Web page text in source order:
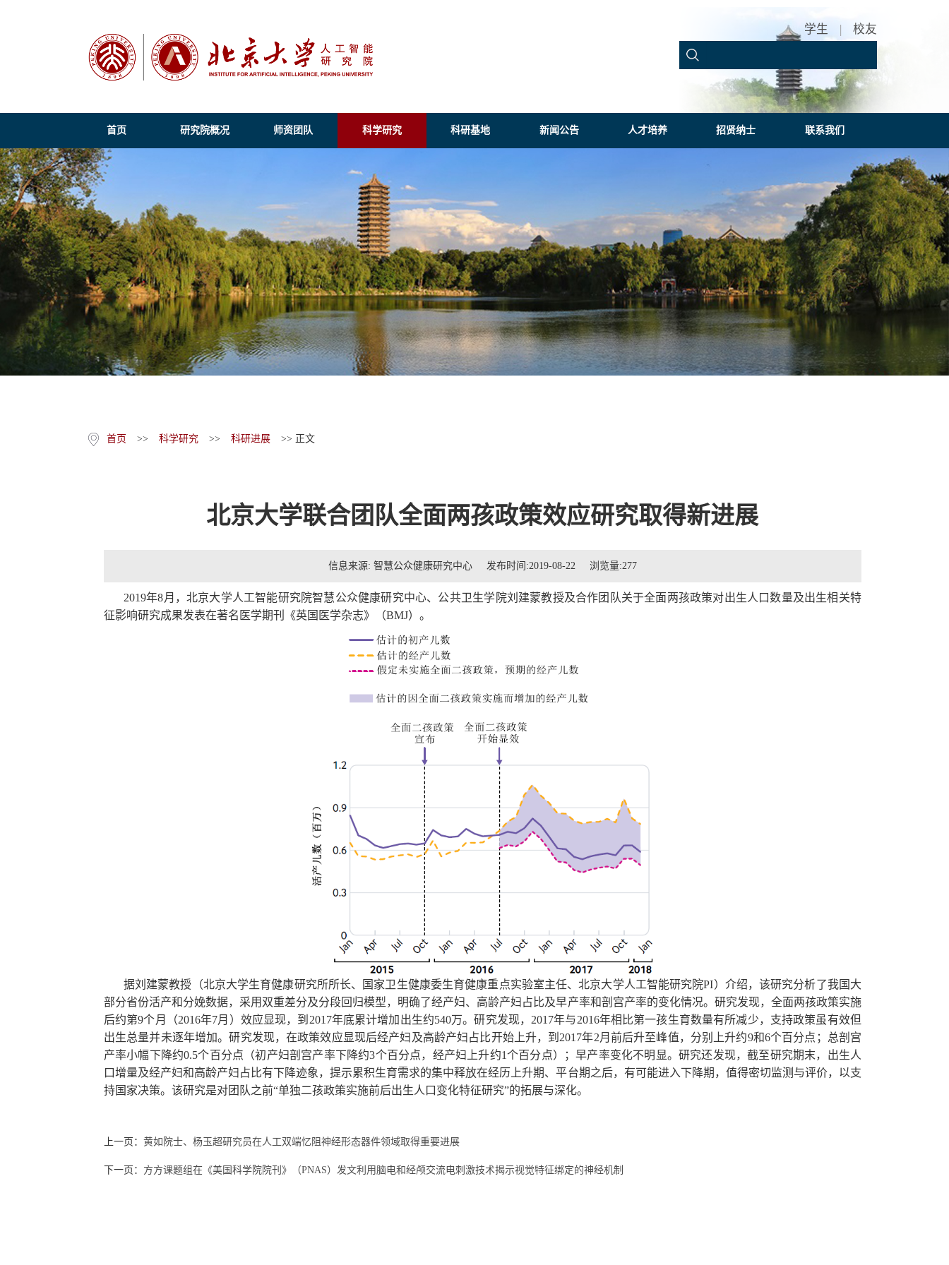
学生 | 校友
首页 研究院概况 师资团队 科学研究 科研基地 新闻公告 人才培养 招贤纳士 联系我们
首页 >> 科学研究 >> 科研进展 >> 正文
北京大学联合团队全面两孩政策效应研究取得新进展
信息来源: 智慧公众健康研究中心 发布时间:2019-08-22 浏览量:277
2019年8月，北京大学人工智能研究院智慧公众健康研究中心、公共卫生学院刘建蒙教授及合作团队关于全面两孩政策对出生人口数量及出生相关特
征影响研究成果发表在著名医学期刊《英国医学杂志》（BMJ）。
据刘建蒙教授（北京大学生育健康研究所所长、国家卫生健康委生育健康重点实验室主任、北京大学人工智能研究院PI）介绍，该研究分析了我国大
部分省份活产和分娩数据，采用双重差分及分段回归模型，明确了经产妇、高龄产妇占比及早产率和剖宫产率的变化情况。研究发现，全面两孩政策实施
后约第9个月（2016年7月）效应显现，到 2017年底累计增加出生约540万。研究发现， 2017年与2016年相比第一孩生育数量有所减少，支持政策虽有效但
出生总量并未逐年增加。研究发现，在政策效应显现后经产妇及高龄产妇占比开始上升，到 2017年2月前后升至峰值，分别上升约9和6个百分点；总剖宫
产率小幅下降约0.5个百分点（初产妇剖宫产率下降约3个百分点，经产妇上升约1个百分点）；早产率变化不明显。研究还发现，截至研究期末，出生人
口增量及经产妇和高龄产妇占比有下降迹象，提示累积生育需求的集中释放在经历上升期、平台期之后，有可能进入下降期，值得密切监测与评价，以支
持国家决策。该研究是对团队之前“单独二孩政策实施前后出生人口变化特征研究”的拓展与深化。
上一页： 黄如院士、杨玉超研究员在人工双端忆阻神经形态器件领域取得重要进展
下一页： 方方课题组在《美国科学院院刊》（PNAS）发文利用脑电和经颅交流电刺激技术揭示视觉特征绑定的神经机制